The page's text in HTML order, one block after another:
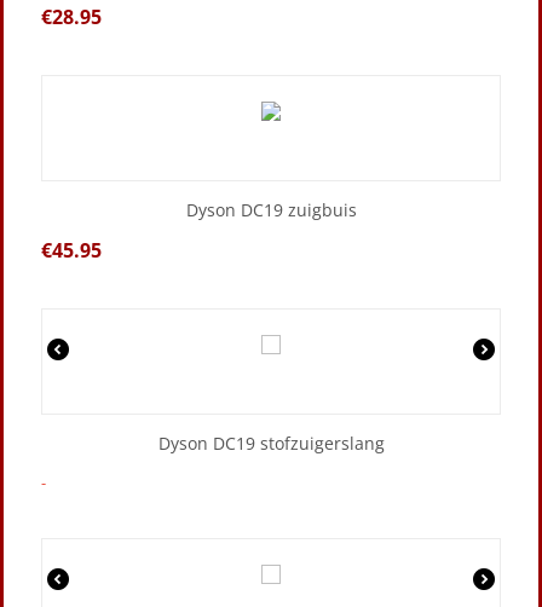
€28.95
Dyson DC19 zuigbuis
€45.95
Dyson DC19 stofzuigerslang
-